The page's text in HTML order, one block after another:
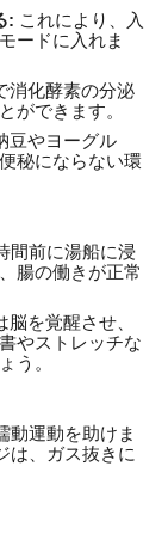
: これにより、入
ードに入れま
消化酵素の分泌
ができます。
豆やヨーグル
秘にならない環
間前に湯船に浸
腸の働きが正常
を覚醒させ、
やストレッチな
う。
動運動を助けま
は、ガス抜きに